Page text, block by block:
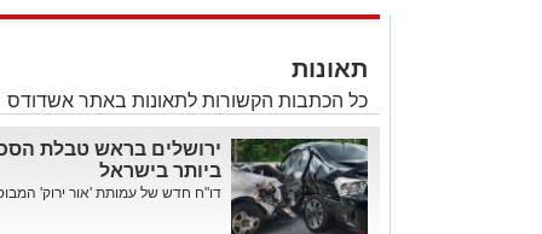
תאונות
כל הכתבות הקשורות לתאונות באתר אשדודס
ירושלים בראש טבלת
ביותר בישראל
דו"ח חדש של עמותת 'אור ירוק'